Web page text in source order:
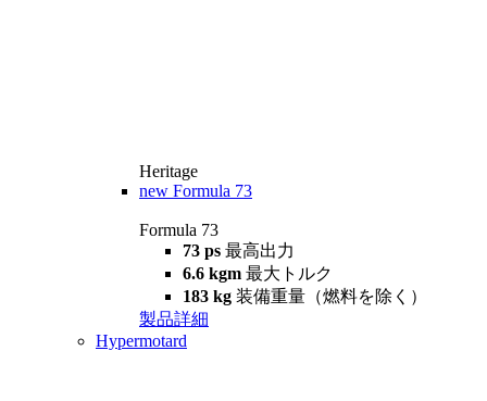
Heritage
new Formula 73
Formula 73
73 ps 最高出力
6.6 kgm 最大トルク
183 kg 装備重量（燃料を除く）
製品詳細
Hypermotard